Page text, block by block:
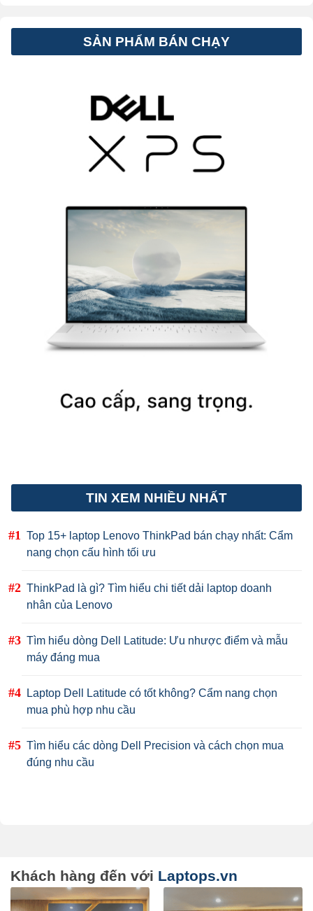
SẢN PHẨM BÁN CHẠY
TIN XEM NHIỀU NHẤT
Top 15+ laptop Lenovo ThinkPad bán chạy nhất: Cẩm
nang chọn cấu hình tối ưu
ThinkPad là gì? Tìm hiểu chi tiết dải laptop doanh
nhân của Lenovo
Tìm hiểu dòng Dell Latitude: Ưu nhược điểm và mẫu
máy đáng mua
Laptop Dell Latitude có tốt không? Cẩm nang chọn
mua phù hợp nhu cầu
Tìm hiểu các dòng Dell Precision và cách chọn mua
đúng nhu cầu
Khách hàng đến với Laptops.vn